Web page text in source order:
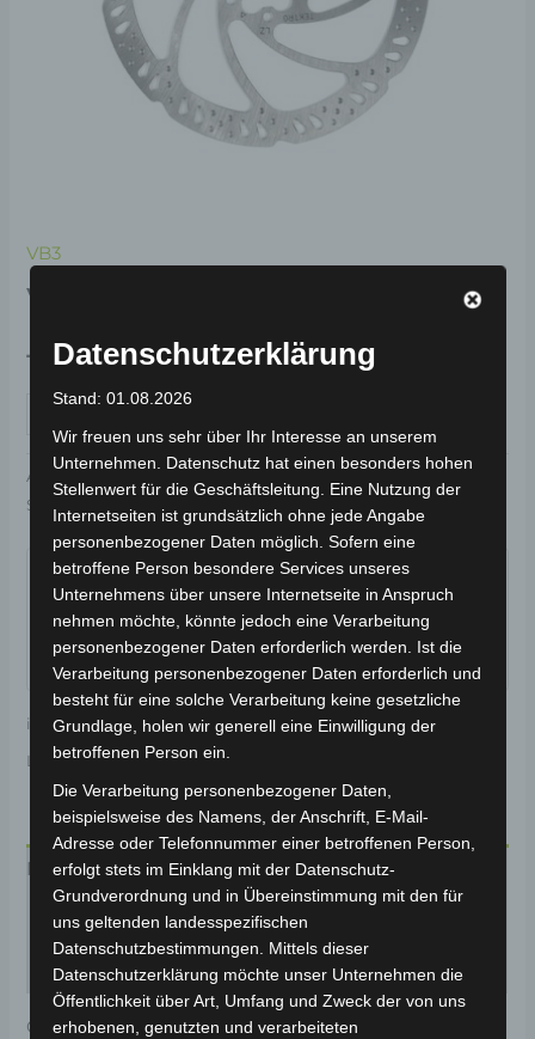
VB3
VB3 SCHEIBE 160MM
19,00€ *
Artikelnummer:
Schlagwort:
Karosserie & Verkleidung
Garantiert sicherer Checkout
inkl. 19 % MwSt.Kostenloser Versand
Lieferzeit:Versandfertig innerhalb 24 Stunden*
Beschreibung
Produktsicherheit
Rezensionen (0)
Original-Ersatzteil für den Pedelec VB3. Scheibe
Datenschutzerklärung
Stand: 01.08.2026
Wir freuen uns sehr über Ihr Interesse an unserem
Unternehmen. Datenschutz hat einen besonders hohen
Stellenwert für die Geschäftsleitung. Eine Nutzung der
Internetseiten ist grundsätzlich ohne jede Angabe
personenbezogener Daten möglich. Sofern eine
betroffene Person besondere Services unseres
Unternehmens über unsere Internetseite in Anspruch
nehmen möchte, könnte jedoch eine Verarbeitung
personenbezogener Daten erforderlich werden. Ist die
Verarbeitung personenbezogener Daten erforderlich und
besteht für eine solche Verarbeitung keine gesetzliche
Grundlage, holen wir generell eine Einwilligung der
betroffenen Person ein.
Die Verarbeitung personenbezogener Daten,
beispielsweise des Namens, der Anschrift, E-Mail-
Adresse oder Telefonnummer einer betroffenen Person,
erfolgt stets im Einklang mit der Datenschutz-
Grundverordnung und in Übereinstimmung mit den für
uns geltenden landesspezifischen
Datenschutzbestimmungen. Mittels dieser
Datenschutzerklärung möchte unser Unternehmen die
Öffentlichkeit über Art, Umfang und Zweck der von uns
erhobenen, genutzten und verarbeiteten